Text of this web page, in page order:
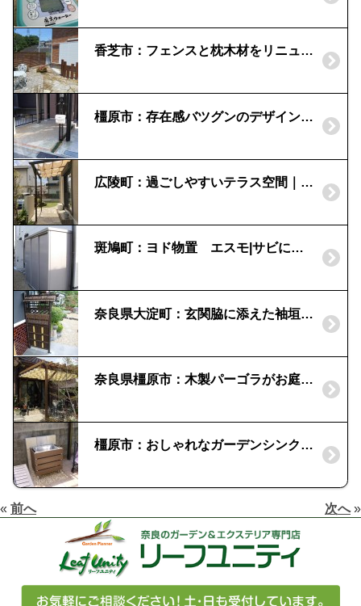
香芝市：フェンスと枕木材をリニューアル｜デザイナーズパーツ
橿原市：存在感バツグンのデザインポスト | ディーズガーデン「ポーチ」
広陵町：過ごしやすいテラス空間｜三協アルミ「ナチュレ」
斑鳩町：ヨド物置 エスモ|サビに強いガリバリウム鋼板
奈良県大淀町：玄関脇に添えた袖垣|虎竹合成黒穂屋根付垣「タカショー」
奈良県橿原市：木製パーゴラがお庭に調和｜ナチュラルなリビングガーデン
橿原市：おしゃれなガーデンシンク｜お庭の水まわりもオシャレ空間に
« 前へ 次へ»